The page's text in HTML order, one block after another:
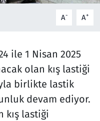
A- A+
ile 1 Nisan 2025
olan kış lastiği
birlikte lastik
devam ediyor.
kış lastiği